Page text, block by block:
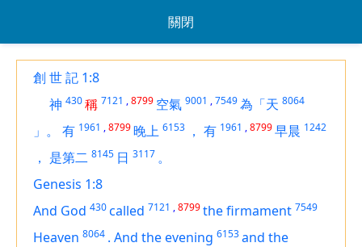
關閉
創 世 記 1:8
神 430稱 7121 ,8799 空氣 9001 ,7549為「天 8064
」。 有 1961 ,8799晚上 6153 ， 有 1961 ,8799早晨 1242
， 是第二 8145 日 3117 。
Genesis 1:8
And God 430called 7121 ,8799the firmament 7549
Heaven 8064 . And the evening 6153and the